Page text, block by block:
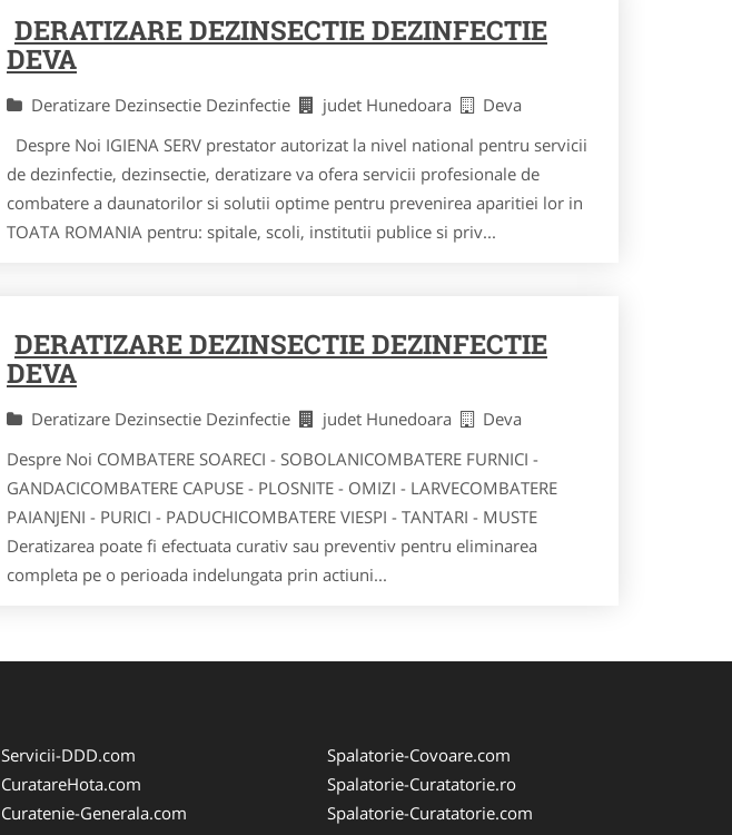
DERATIZARE DEZINSECTIE DEZINFECTIE
DEVA
Deratizare Dezinsectie Dezinfectie judet Hunedoara
Deva
Despre Noi IGIENA SERV prestator autorizat la nivel national pentru servicii
de dezinfectie, dezinsectie, deratizare va ofera servicii profesionale de
combatere a daunatorilor si solutii optime pentru prevenirea aparitiei lor in
TOATA ROMANIA pentru: spitale, scoli, institutii publice si priv...
DERATIZARE DEZINSECTIE DEZINFECTIE
DEVA
Deratizare Dezinsectie Dezinfectie judet Hunedoara
Deva
Despre Noi COMBATERE SOARECI - SOBOLANICOMBATERE FURNICI -
GANDACICOMBATERE CAPUSE - PLOSNITE - OMIZI - LARVECOMBATERE
PAIANJENI - PURICI - PADUCHICOMBATERE VIESPI - TANTARI - MUSTE
Deratizarea poate fi efectuata curativ sau preventiv pentru eliminarea
completa pe o perioada indelungata prin actiuni...
Servicii-DDD.com
CuratareHota.com
Curatenie-Generala.com
Spalatorie-Covoare.com
Spalatorie-Curatatorie.ro
Spalatorie-Curatatorie.com